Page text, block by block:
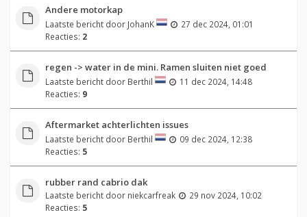
Andere motorkap
Laatste bericht door JohanK
27 dec 2024, 01:01
Reacties: 2
regen -> water in de mini. Ramen sluiten niet goed
Laatste bericht door Berthil
11 dec 2024, 14:48
Reacties: 9
Aftermarket achterlichten issues
Laatste bericht door Berthil
09 dec 2024, 12:38
Reacties: 5
rubber rand cabrio dak
Laatste bericht door niekcarfreak
29 nov 2024, 10:02
Reacties: 5